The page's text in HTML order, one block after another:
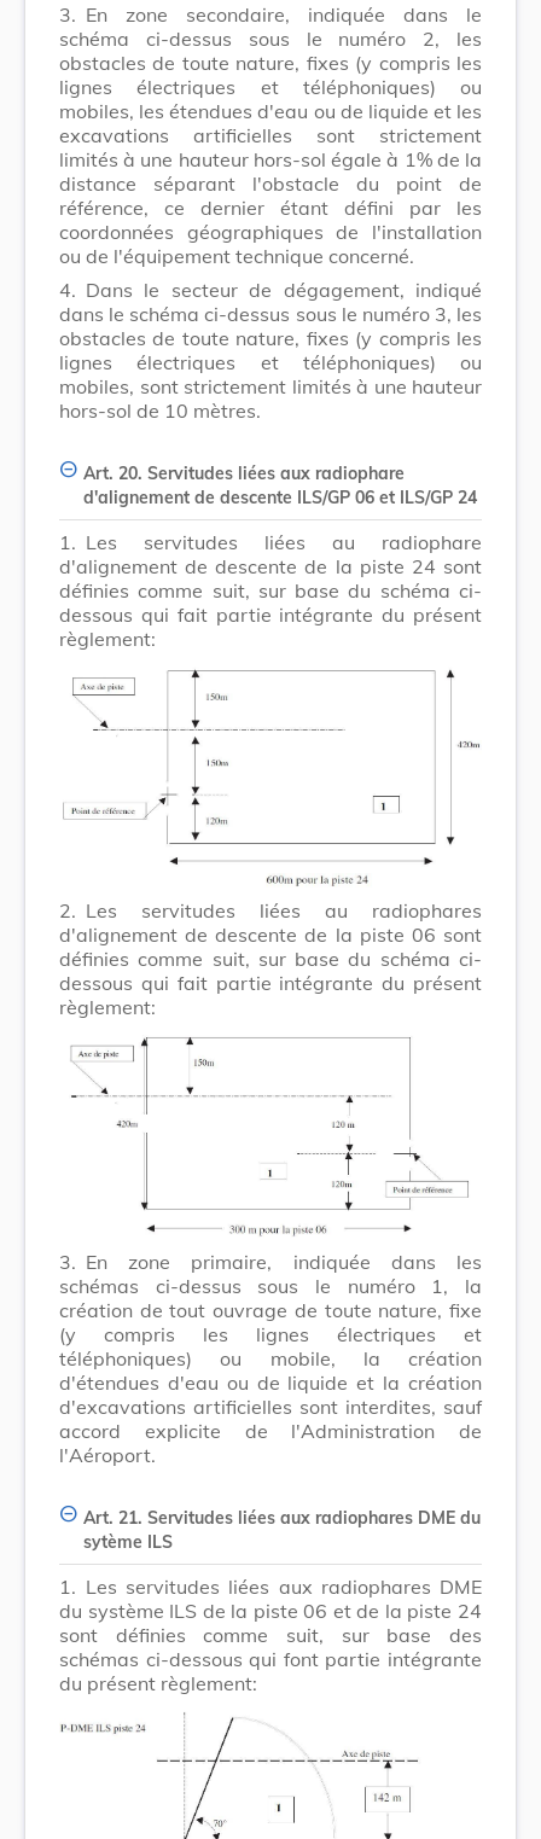
3. En zone secondaire, indiquée dans le
schéma ci-dessus sous le numéro 2, les
obstacles de toute nature, fixes (y compris les
lignes électriques et téléphoniques) ou
mobiles, les étendues d'eau ou de liquide et les
excavations artificielles sont strictement
limités à une hauteur hors-sol égale à 1% de la
distance séparant l'obstacle du point de
référence, ce dernier étant défini par les
coordonnées géographiques de l'installation
ou de l'équipement technique concerné.
4. Dans le secteur de dégagement, indiqué
dans le schéma ci-dessus sous le numéro 3, les
obstacles de toute nature, fixes (y compris les
lignes électriques et téléphoniques) ou
mobiles, sont strictement limités à une hauteur
hors-sol de 10 mètres.
Art. 20. Servitudes liées aux radiophare
d'alignement de descente ILS/GP 06 et ILS/GP 24
1. Les servitudes liées au radiophare
d'alignement de descente de la piste 24 sont
définies comme suit, sur base du schéma ci-
dessous qui fait partie intégrante du présent
règlement:
2. Les servitudes liées au radiophares
d'alignement de descente de la piste 06 sont
définies comme suit, sur base du schéma ci-
dessous qui fait partie intégrante du présent
règlement:
3. En zone primaire, indiquée dans les
schémas ci-dessus sous le numéro 1, la
création de tout ouvrage de toute nature, fixe
(y compris les lignes électriques et
téléphoniques) ou mobile, la création
d'étendues d'eau ou de liquide et la création
d'excavations artificielles sont interdites, sauf
accord explicite de l'Administration de
l'Aéroport.
Art. 21. Servitudes liées aux radiophares DME du
sytème ILS
1. Les servitudes liées aux radiophares DME
du système ILS de la piste 06 et de la piste 24
sont définies comme suit, sur base des
schémas ci-dessous qui font partie intégrante
du présent règlement: